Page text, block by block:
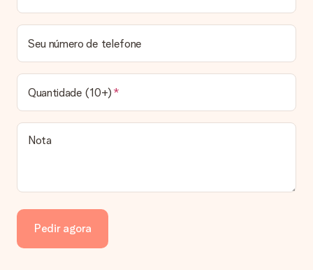
Seu número de telefone
Quantidade (10+)
Nota
Pedir agora